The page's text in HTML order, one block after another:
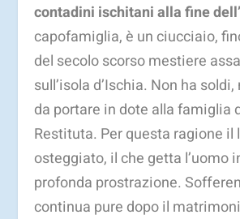
contadini ischitani alla fine
capofamiglia, è un ciucciaio,
del secolo scorso mestiere
sull’isola d’Ischia. Non ha
da portare in dote alla famiglia
Restituta. Per questa ragione il
osteggiato, il che getta l’uomo
profonda prostrazione.
continua pure dopo il